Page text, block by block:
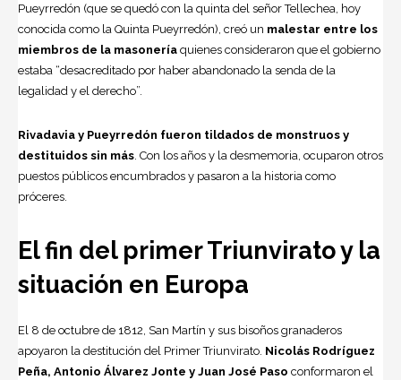
Pueyrredón (que se quedó con la quinta del señor Tellechea, hoy
conocida como la Quinta Pueyrredón), creó un malestar entre los
miembros de la masonería quienes consideraron que el gobierno
estaba “desacreditado por haber abandonado la senda de la
legalidad y el derecho”.
Rivadavia y Pueyrredón fueron tildados de monstruos y
destituidos sin más. Con los años y la desmemoria, ocuparon otros
puestos públicos encumbrados y pasaron a la historia como
próceres.
El fin del primer Triunvirato y la
situación en Europa
El 8 de octubre de 1812, San Martín y sus bisoños granaderos
apoyaron la destitución del Primer Triunvirato. Nicolás Rodríguez
Peña, Antonio Álvarez Jonte y Juan José Paso conformaron el